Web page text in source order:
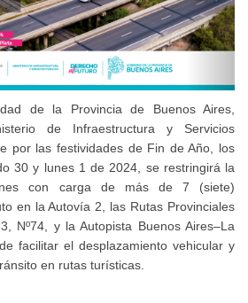
de la Provincia de Buenos Aires,
de Infraestructura y Servicios
por las festividades de Fin de Año, los
30 y lunes 1 de 2024, se restringirá la
con carga de más de 7 (siete)
en la Autovía 2, las Rutas Provinciales
Nº74, y la Autopista Buenos Aires–La
facilitar el desplazamiento vehicular y
en rutas turísticas.